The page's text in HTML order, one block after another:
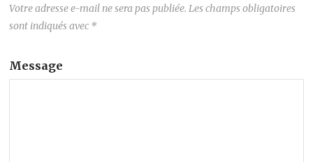
Votre adresse e-mail ne sera pas publiée. Les champs obligatoires
sont indiqués avec *
Message